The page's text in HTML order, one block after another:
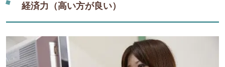
経済力（高い方が良い）